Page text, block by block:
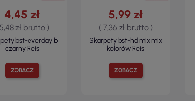
ZOBACZ
4,45 zł
zł brutto )
bst-everday b
czarny Reis
ZOBACZ
5,99 zł
( 7,36 zł brutto )
Skarpety bst-hd mix mix
kolorów Reis